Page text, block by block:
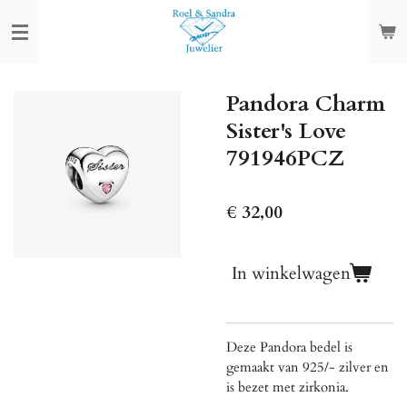
direct
Pandora Charm
Sister's Love
791946PCZ
€ 32,00
In winkelwagen
Deze Pandora bedel is
gemaakt van 925/- zilver en
is bezet met zirkonia.